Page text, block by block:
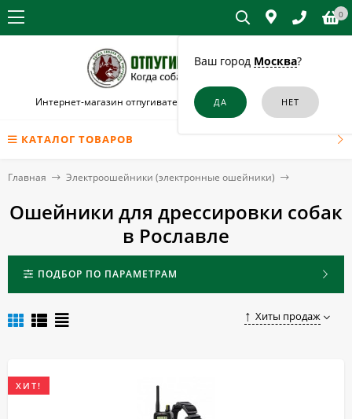
Ваш город Москва?
0
Интернет-магазин отпугивателей собак и кошек в Рославле
КАТАЛОГ ТОВАРОВ
Главная Электроошейники (электронные ошейники)
Ошейники для дрессировки собак
в Рославле
ПОДБОР ПО ПАРАМЕТРАМ
Хиты продаж
ХИТ!